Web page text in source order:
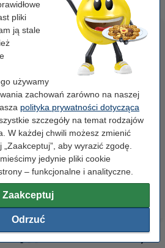
pliki
ją stale
używamy
zachowań zarówno na naszej
polityka prywatności dotycząca
szczegóły na temat rodzajów
W każdej chwili możesz zmienić
aby wyrazić zgodę.
jedynie pliki cookie
– funkcjonalne i analityczne.
Zaakceptuj
Odrzuć
Zestaw 4x marker do tablic
suchościeralnych (okrągła
końcówka 2,5 mm) 123drukuj
19,90 zł z VAT